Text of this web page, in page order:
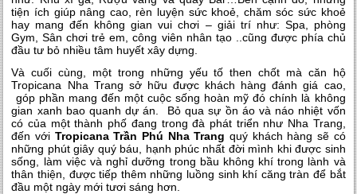
tiện ích giúp nâng cao, rèn luyện sức khoẻ, chăm sóc sức khoẻ
hay mang đến không gian vui chơi – giải trí như: Spa, phòng
Gym, Sân chơi trẻ em, công viên nhân tạo ..cũng được phía chủ
đầu tư bỏ nhiều tâm huyết xây dựng.
Và cuối cùng, một trong những yếu tố then chốt mà căn hộ
Tropicana Nha Trang sở hữu được khách hàng đánh giá cao,
góp phần mang đến một cuộc sống hoàn mỹ đó chính là không
gian xanh bao quanh dự án. Bỏ qua sự ồn áo và náo nhiệt vốn
có của một thành phố đang trong đà phát triển như Nha Trang,
đến với Tropicana Trần Phú Nha Trang quý khách hàng sẽ có
những phút giây quý báu, hạnh phúc nhất đời mình khi được sinh
sống, làm việc và nghỉ dưỡng trong bầu không khí trong lành và
thân thiện, được tiếp thêm những luồng sinh khí căng tràn để bắt
đầu một ngày mới tươi sáng hơn.